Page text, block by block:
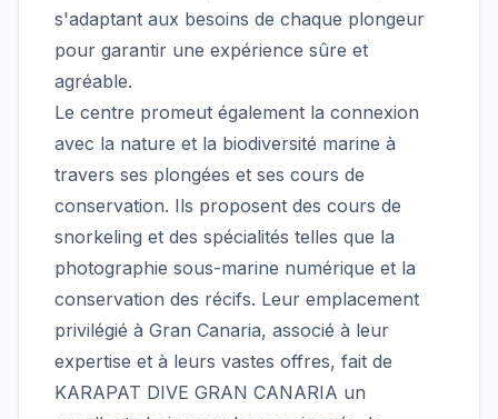
s'adaptant aux besoins de chaque plongeur
pour garantir une expérience sûre et
agréable.
Le centre promeut également la connexion
avec la nature et la biodiversité marine à
travers ses plongées et ses cours de
conservation. Ils proposent des cours de
snorkeling et des spécialités telles que la
photographie sous-marine numérique et la
conservation des récifs. Leur emplacement
privilégié à Gran Canaria, associé à leur
expertise et à leurs vastes offres, fait de
KARAPAT DIVE GRAN CANARIA un